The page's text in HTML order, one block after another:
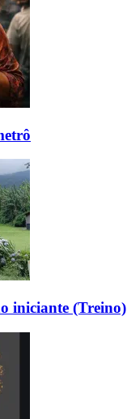
iniciante (Treino)